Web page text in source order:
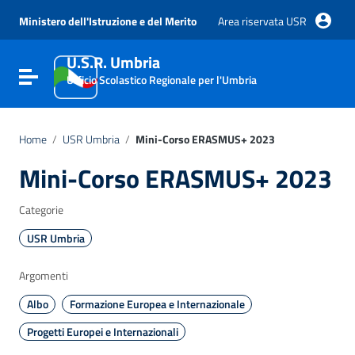
Vai al menu di navigazione
Vai al footer
Ministero dell'Istruzione e del Merito Area riservata USR
Attiva / disattiva la navigazione
U.S.R. Umbria
Ufficio Scolastico Regionale per l'Umbria
Home / USR Umbria / Mini-Corso ERASMUS+ 2023
Mini-Corso ERASMUS+ 2023
Categorie
USR Umbria
Argomenti
Albo
Formazione Europea e Internazionale
Progetti Europei e Internazionali